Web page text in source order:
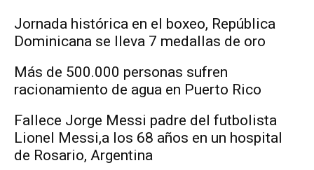
Jornada histórica en el boxeo, República
Dominicana se lleva 7 medallas de oro
Más de 500.000 personas sufren
racionamiento de agua en Puerto Rico
Fallece Jorge Messi padre del futbolista
Lionel Messi,a los 68 años en un hospital
de Rosario, Argentina